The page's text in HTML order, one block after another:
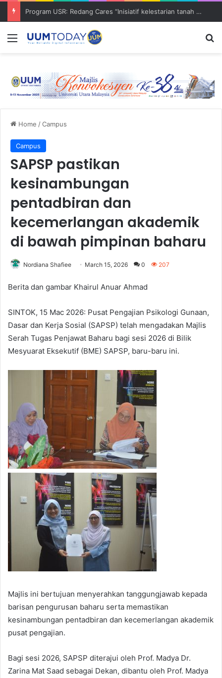
Program USR: Redang Cares “Inisiatif kelestarian tanah perkuburan islam dan penglibatan komuniti”
Menu
Home /Campus
Campus
SAPSP pastikan
kesinambungan
pentadbiran dan
kecemerlangan akademik
di bawah pimpinan baharu
Nordiana Shafiee March 15, 2026 0 207
Berita dan gambar Khairul Anuar Ahmad
SINTOK, 15 Mac 2026: Pusat Pengajian Psikologi Gunaan,
Dasar dan Kerja Sosial (SAPSP) telah mengadakan Majlis
Serah Tugas Penjawat Baharu bagi sesi 2026 di Bilik
Mesyuarat Eksekutif (BME) SAPSP, baru-baru ini.
Majlis ini bertujuan menyerahkan tanggungjawab kepada
barisan pengurusan baharu serta memastikan
kesinambungan pentadbiran dan kecemerlangan akademik
pusat pengajian.
Bagi sesi 2026, SAPSP diterajui oleh Prof. Madya Dr.
Zarina Mat Saad sebagai Dekan, dibantu oleh Prof. Madya